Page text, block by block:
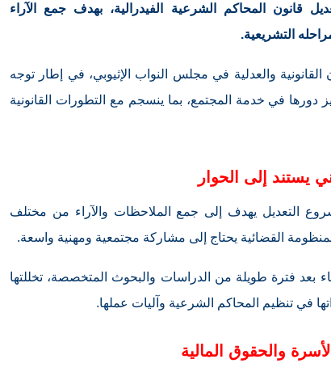
المحاكم الشرعية الفيدرالية، بهدف جمع الآراء
التشريعية.
القانونية والعدلية في مجلس النواب الإثيوبي، في إطار توجه
في خدمة المجتمع، بما ينسجم مع التطورات القانونية
يستند إلى الحوار
التعديل يهدف إلى جمع الملاحظات والآراء من مختلف
القضائية يحتاج إلى مشاركة مجتمعية ومهنية واسعة.
بعد فترة طويلة من الدراسات والبحوث المتخصصة، تخللتها
في تنظيم المحاكم الشرعية وآليات عملها.
والحقوق المالية